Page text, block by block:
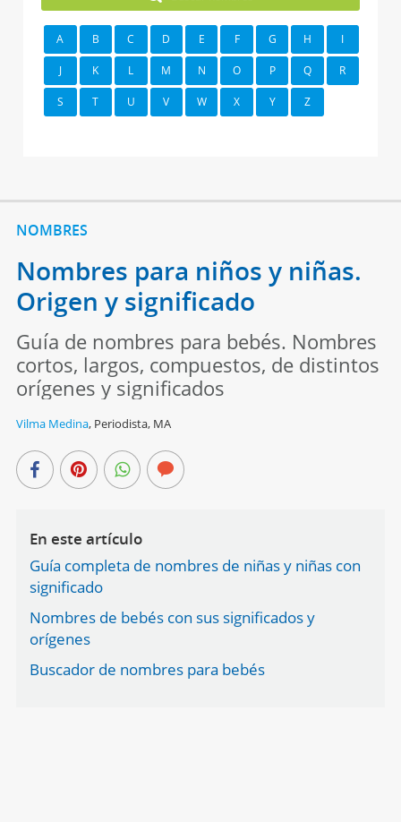
A B C D E F G H I
J K L M N O P Q R
S T U V W X Y Z
NOMBRES
Nombres para niños y niñas.
Origen y significado
Guía de nombres para bebés. Nombres
cortos, largos, compuestos, de distintos
orígenes y significados
Vilma Medina, Periodista, MA
En este artículo
Guía completa de nombres de niñas y niñas con
significado
Nombres de bebés con sus significados y
orígenes
Buscador de nombres para bebés